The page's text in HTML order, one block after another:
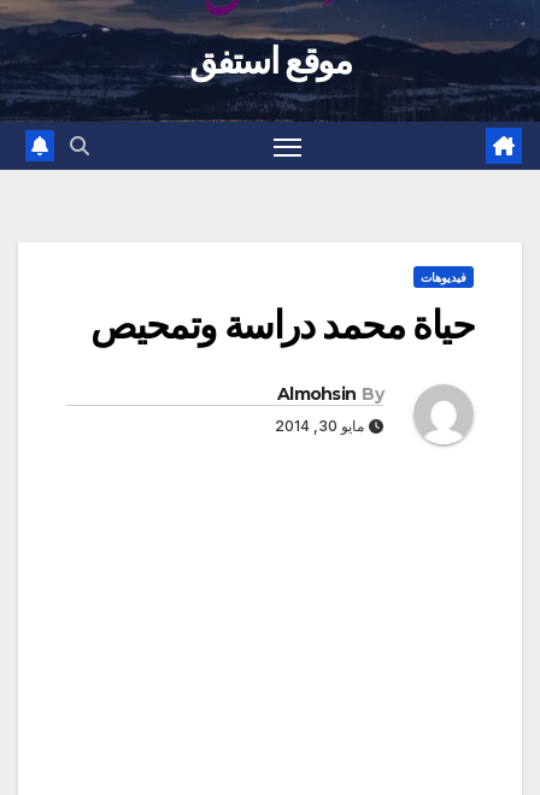
موقع استفق
فيديوهات
حياة محمد دراسة وتمحيص
By
Almohsin
مايو 30, 2014